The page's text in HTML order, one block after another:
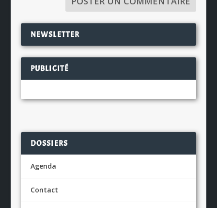
NEWSLETTER
PUBLICITÉ
DOSSIERS
Agenda
Contact